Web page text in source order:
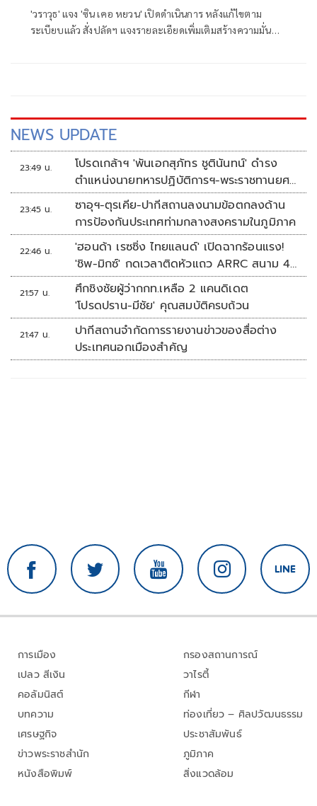
'วราวุธ' แจง 'ซิน เคอ หยวน' เปิดดำเนินการ หลังแก้ไขตาม
ระเบียบแล้ว สั่งปลัดฯ แจงรายละเอียดเพิ่มเติมสร้างความมั่น
NEWS UPDATE
23:49 น.
โปรดเกล้าฯ 'พันเอกสุภัทร ชูตินันทน์' ดำรง
ตำแหน่งนายทหารปฏิบัติการฯ-พระราชทานยศ
'พลตรี'
23:45 น.
ซาอุฯ-ตุรเคีย-ปากีสถานลงนามข้อตกลงด้าน
การป้องกันประเทศท่ามกลางสงครามในภูมิภาค
22:46 น.
'ฮอนด้า เรซซิ่ง ไทยแลนด์' เปิดฉากร้อนแรง!
'ชิพ-มิกซ์' กดเวลาติดหัวแถว ARRC สนาม 4
ที่มัลดาลิกา
21:57 น.
ศึกชิงชัยผู้ว่ากกท.เหลือ 2 แคนดิเดต
'โปรดปราน-มีชัย' คุณสมบัติครบถ้วน
21:47 น.
ปากีสถานจำกัดการรายงานข่าวของสื่อต่าง
ประเทศนอกเมืองสำคัญ
การเมือง
เปลว สีเงิน
คอลัมนิสต์
บทความ
เศรษฐกิจ
ข่าวพระราชสำนัก
หนังสือพิมพ์
กรองสถานการณ์
วาไรตี้
กีฬา
ท่องเที่ยว – ศิลปวัฒนธรรม
ประชาสัมพันธ์
ภูมิภาค
สิ่งแวดล้อม